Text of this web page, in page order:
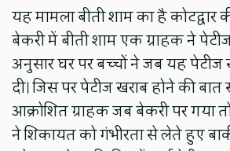
यह मामला बीती शाम का है कोटद्वार
बेकरी में बीती शाम एक ग्राहक ने
अनुसार घर पर बच्चों ने जब यह पेटीज
दी। जिस पर पेटीज खराब होने की
आक्रोशित ग्राहक जब बेकरी पर गया
ने शिकायत को गंभीरता से लेते हुए